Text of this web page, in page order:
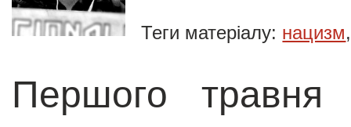
Теги матеріалу: нацизм
Першого травня